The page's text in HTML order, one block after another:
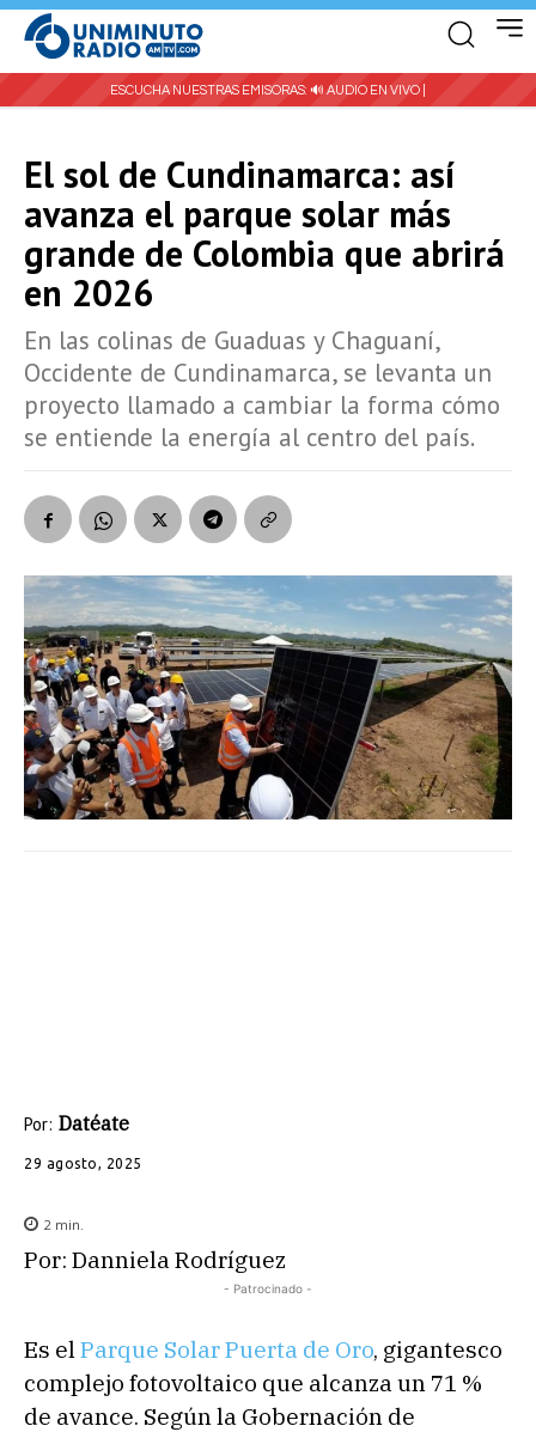
ESCUCHA NUESTRAS EMISORAS: 🔊 AUDIO EN VIVO |
El sol de Cundinamarca: así
avanza el parque solar más
grande de Colombia que abrirá
en 2026
En las colinas de Guaduas y Chaguaní,
Occidente de Cundinamarca, se levanta un
proyecto llamado a cambiar la forma cómo
se entiende la energía al centro del país.
Por: Datéate
29 agosto, 2025
2 min.
Por: Danniela Rodríguez
- Patrocinado -
Es el Parque Solar Puerta de Oro, gigantesco
complejo fotovoltaico que alcanza un 71 %
de avance. Según la Gobernación de